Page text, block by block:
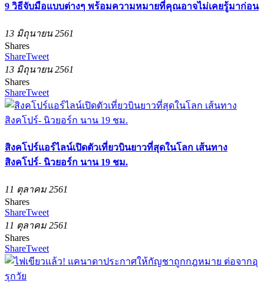
9 วิธีจับมือแบบต่างๆ พร้อมความหมายที่คุณอาจไม่เคยรู้มาก่อน
13 มิถุนายน 2561
Shares
ShareTweet
13 มิถุนายน 2561
Shares
ShareTweet
สิงคโปร์แอร์ไลน์เปิดตัวเที่ยวบินยาวที่สุดในโลก เส้นทาง
สิงคโปร์- นิวยอร์ก นาน 19 ชม.
11 ตุลาคม 2561
Shares
ShareTweet
11 ตุลาคม 2561
Shares
ShareTweet